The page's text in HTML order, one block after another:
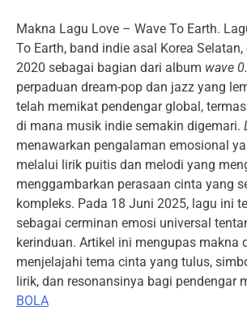
Makna Lagu Love – Wave To Earth.
To Earth, band indie asal Korea
2020 sebagai bagian dari album wave
perpaduan dream-pop dan jazz yang
telah memikat pendengar global,
di mana musik indie semakin digemari.
menawarkan pengalaman emosional
melalui lirik puitis dan melodi yang
menggambarkan perasaan cinta yang
kompleks. Pada 18 Juni 2025, lagu ini
sebagai cerminan emosi universal
kerinduan. Artikel ini mengupas makna
menjelajahi tema cinta yang tulus,
lirik, dan resonansinya bagi pendengar
BOLA